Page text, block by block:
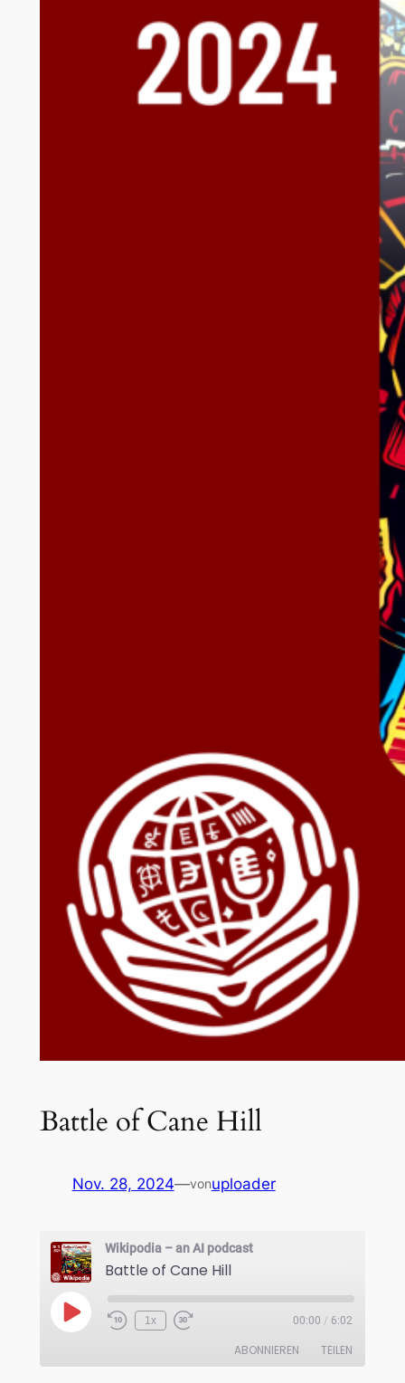
Battle of Cane Hill
Nov. 28, 2024—vonuploader
Wikipodia – an AI podcast
Battle of Cane Hill
Play
Episode
1x 00:00 / 6:02
ABONNIEREN TEILEN